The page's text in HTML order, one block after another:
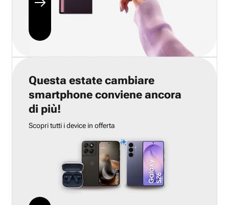
Questa estate cambiare
smartphone conviene ancora
di più!
Scopri tutti i device in offerta